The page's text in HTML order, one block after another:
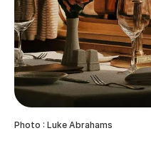
Photo : Luke Abrahams